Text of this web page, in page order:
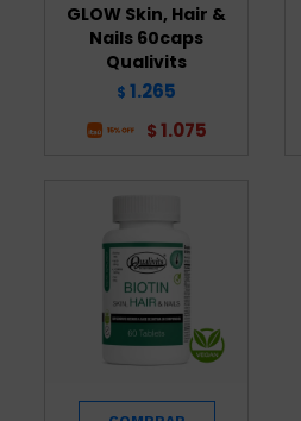
GLOW Skin, Hair &
Nails 60caps
Qualivits
$ 1.265
$ 1.075